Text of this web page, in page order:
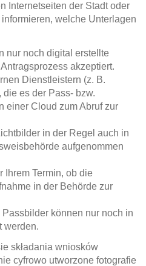
Internetseiten der Stadt oder
welche Unterlagen
nur noch digital erstellte
akzeptiert.
Dienstleistern (z. B.
es der Pass- bzw.
einer Cloud zum Abruf zur
in der Regel auch in
aufgenommen
Ihrem Termin, ob die
in der Behörde zur
können nur noch in
werden.
składania wniosków
cyfrowo utworzone fotografie